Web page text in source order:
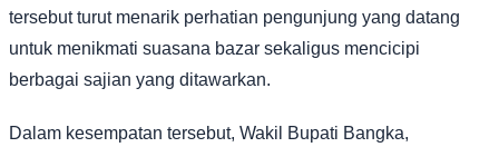
tersebut turut menarik perhatian pengunjung yang datang
untuk menikmati suasana bazar sekaligus mencicipi
berbagai sajian yang ditawarkan.
Dalam kesempatan tersebut, Wakil Bupati Bangka,